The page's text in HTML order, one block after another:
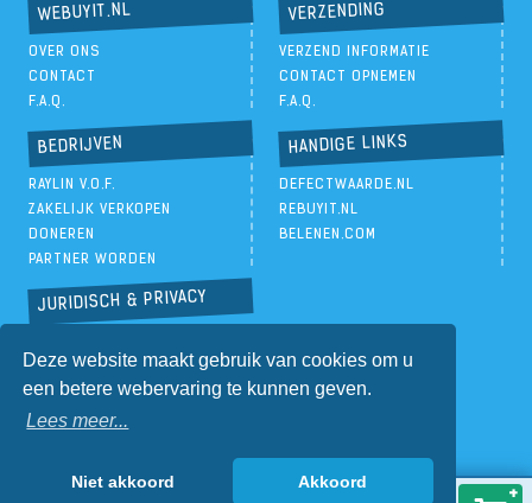
Deze website maakt gebruik van cookies om u
een betere webervaring te kunnen geven.
Lees meer...
Niet akkoord Akkoord
WEBUYIT.NL
OVER ONS
CONTACT
F.A.Q.
VERZENDING
VERZEND INFORMATIE
CONTACT OPNEMEN
F.A.Q.
BEDRIJVEN
RAYLIN V.O.F.
ZAKELIJK VERKOPEN
DONEREN
PARTNER WORDEN
HANDIGE LINKS
DEFECTWAARDE.NL
REBUYIT.NL
BELENEN.COM
JURIDISCH & PRIVACY
ALGEMENE VOORWAARDEN